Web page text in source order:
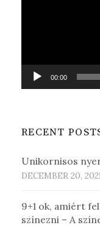
00:00
RECENT
Unikornisos
DECEMBER 20,
9+1 ok, amiért
színezni – A